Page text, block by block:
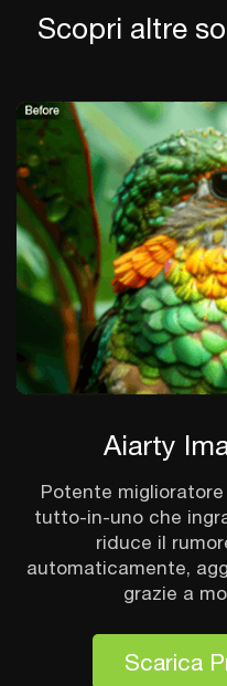
Scopri altre
Aiarty
Potente
tutto-in-uno che
riduce il
automaticamente,
grazie a
Scarica